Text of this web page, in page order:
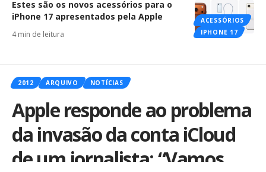
ACESSÓRIOS
IPHONE 17
Estes são os novos acessórios para o
iPhone 17 apresentados pela Apple
4 min de leitura
2012 ARQUIVO NOTÍCIAS
Apple responde ao problema
da invasão da conta iCloud
de um jornalista: “Vamos